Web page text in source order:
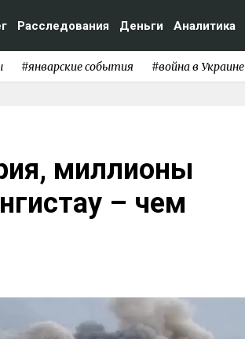
Расследования Деньги Аналитика
#январские события #война в Украине
миллионы
– чем